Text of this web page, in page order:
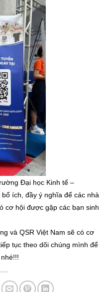
Đại học Kinh tế –
ích, đầy ý nghĩa để các nhà
cơ hội được gặp các bạn sinh
và QSR Việt Nam sẽ có cơ
tục theo dõi chúng mình để